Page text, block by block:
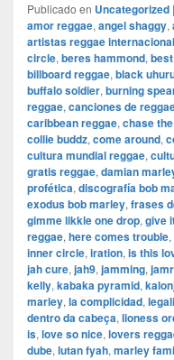
Publicado en Uncategorized |
amor reggae, angel shaggy,
artistas reggae
circle, beres hammond,
billboard reggae, black
buffalo soldier, burning
reggae, canciones de
caribbean reggae, chase
collie buddz, come around,
cultura mundial reggae,
gratis reggae, damian
profética, discografía bob
exodus bob marley, frases
gimme likkle one drop, give
reggae, here comes trouble,
inner circle, iration, is this
jah cure, jah9, jamming,
kelly, kabaka pyramid,
marley, la complicidad,
dentro da cabeça, lioness
is, love so nice, lovers
dube, lutan fyah, marley